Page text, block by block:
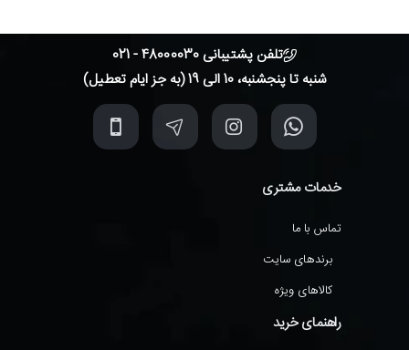
تلفن پشتیبانی 48000030 - 021
شنبه تا پنجشنبه، 10 الی 19 (به جز ایام تعطیل)
خدمات مشتری
تماس با ما
برندهای سایت
کالاهای ویژه
راهنمای خرید